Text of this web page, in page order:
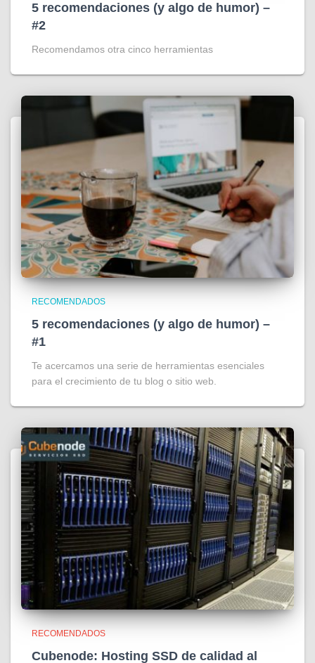
5 recomendaciones (y algo de humor) –
#2
Recomendamos otra cinco herramientas
RECOMENDADOS
5 recomendaciones (y algo de humor) –
#1
Te acercamos una serie de herramientas esenciales
para el crecimiento de tu blog o sitio web.
RECOMENDADOS
Cubenode: Hosting SSD de calidad al